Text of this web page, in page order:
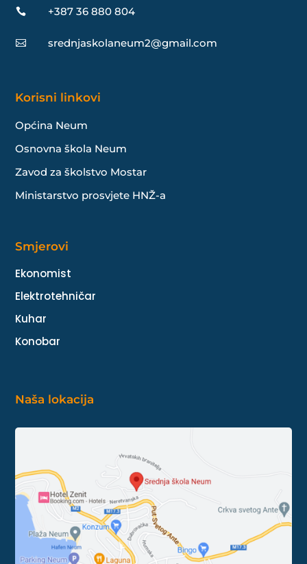
 +387 36 880 804
 srednjaskolaneum2@gmail.com
Korisni linkovi
Općina Neum
Osnovna škola Neum
Zavod za školstvo Mostar
Ministarstvo prosvjete HNŽ-a
Smjerovi
Ekonomist
Elektrotehničar
Kuhar
Konobar
Naša lokacija